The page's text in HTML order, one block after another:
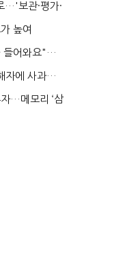
…'보관·평가·
높여
들어와요"…
자에 사과…
…메모리 ‘삼